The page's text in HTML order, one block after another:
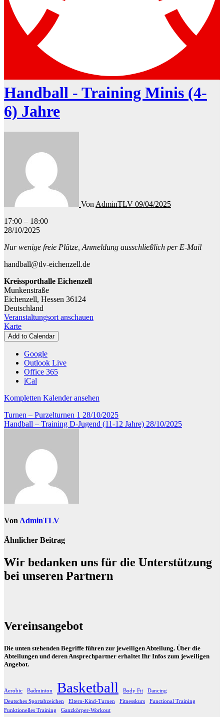
Handball - Training Minis (4-
6) Jahre
Von AdminTLV 09/04/2025
Handball
-
Minis
6)
17:00 – 18:00
28/10/2025
Nur wenige freie Plätze, Anmeldung ausschließlich per E-Mail
handball@tlv-eichenzell.de
Kreissporthalle Eichenzell
Munkenstraße
Eichenzell, Hessen 36124
Deutschland
Veranstaltungsort anschauen
KarteKreissporthalle
Eichenzell
Add to Calendar
Google
Outlook Live
Office 365
iCal
Kompletten Kalender ansehen
Beitragsnavigation
Turnen – Purzelturnen 1 28/10/2025
Handball – Training D-Jugend (11-12 Jahre) 28/10/2025
Von AdminTLV
Ähnlicher Beitrag
Wir bedanken uns für die Unterstützung
bei unseren Partnern
Vereinsangebot
Die unten stehenden Begriffe führen zur jeweiligen Abteilung. Über die
Abteilungen und deren Ansprechpartner erhaltet Ihr Infos zum jeweiligen
Angebot.
Aerobic Badminton Basketball Body Fit
Dancing
Deutsches Sportabzeichen
Eltern-Kind-Turnen Fitnesskurs
Functional Training
Funktionelles Training
Ganzkörper-Workout